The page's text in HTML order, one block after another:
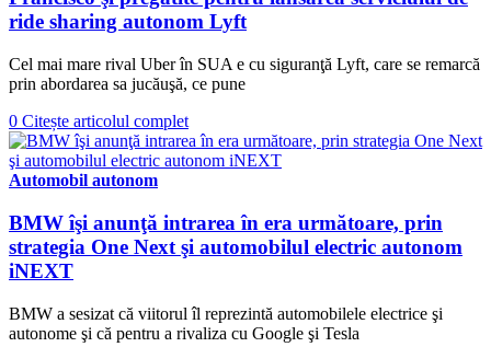
ride sharing autonom Lyft
Cel mai mare rival Uber în SUA e cu siguranţă Lyft, care se remarcă
prin abordarea sa jucăuşă, ce pune
0 Citește articolul complet
Automobil autonom
BMW îşi anunţă intrarea în era următoare, prin
strategia One Next şi automobilul electric autonom
iNEXT
BMW a sesizat că viitorul îl reprezintă automobilele electrice şi
autonome şi că pentru a rivaliza cu Google şi Tesla